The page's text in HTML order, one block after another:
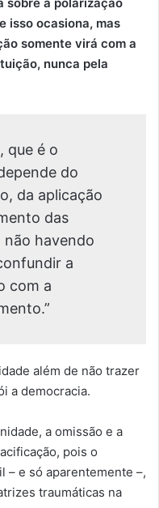
sobre a polarização
isso ocasiona, mas
somente virá com a
nunca pela
que é o
do
da aplicação
das
não havendo
a
com a
além de não trazer
a democracia.
a omissão e a
pois o
– e só aparentemente –,
traumáticas na